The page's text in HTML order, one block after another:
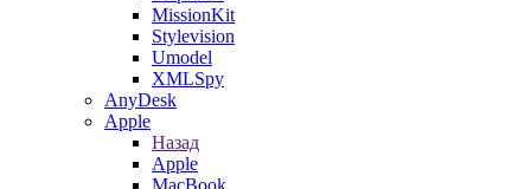
MissionKit
Stylevision
Umodel
XMLSpy
AnyDesk
Apple
Назад
Apple
MacBook